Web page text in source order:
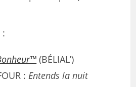
(BÉLIAL’)
:Entends la nuit